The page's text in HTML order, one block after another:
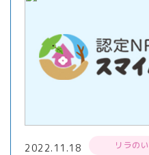
2022.11.18 リラの